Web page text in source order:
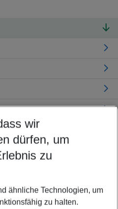
your best
5-8 nights
wir
dürfen, um
zu
ähnliche Technologien, um
zu halten.